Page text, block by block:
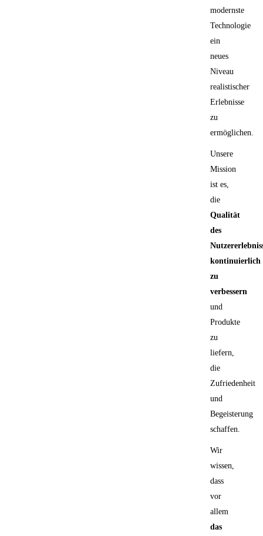
modernste
Technologie
ein
neues
Niveau
realistischer
Erlebnisse
zu
ermöglichen.
Unsere
Mission
ist es,
die
Qualität
des
kontinuierlich
zu
verbessern
und
Produkte
zu
liefern,
die
Zufriedenheit
und
Begeisterung
schaffen.
Wir
wissen,
dass
vor
allem
das